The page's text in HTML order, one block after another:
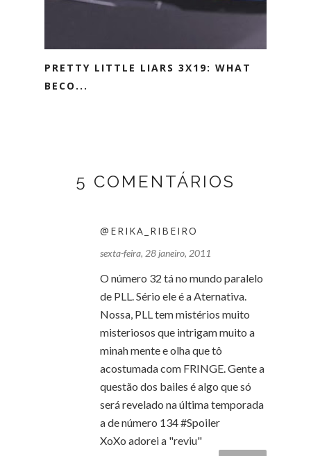
PRETTY LITTLE LIARS 3X19: WHAT
BECO...
5 COMENTÁRIOS
@ERIKA_RIBEIRO
sexta-feira, 28 janeiro, 2011
O número 32 tá no mundo paralelo
de PLL. Sério ele é a Aternativa.
Nossa, PLL tem mistérios muito
misteriosos que intrigam muito a
minah mente e olha que tô
acostumada com FRINGE. Gente a
questão dos bailes é algo que só
será revelado na última temporada
a de número 134 #Spoiler
XoXo adorei a "reviu"